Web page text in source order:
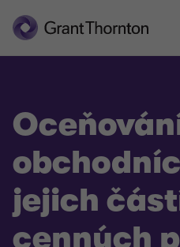
jejich
cenných